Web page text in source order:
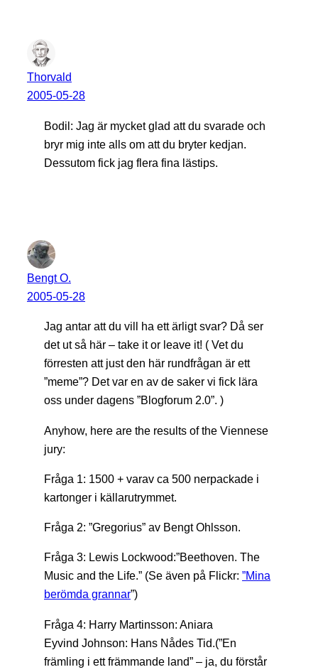
Thorvald
2005-05-28
Bodil: Jag är mycket glad att du svarade och
bryr mig inte alls om att du bryter kedjan.
Dessutom fick jag flera fina lästips.
Bengt O.
2005-05-28
Jag antar att du vill ha ett ärligt svar? Då ser
det ut så här – take it or leave it! ( Vet du
förresten att just den här rundfrågan är ett
”meme”? Det var en av de saker vi fick lära
oss under dagens ”Blogforum 2.0”. )
Anyhow, here are the results of the Viennese
jury:
Fråga 1: 1500 + varav ca 500 nerpackade i
kartonger i källarutrymmet.
Fråga 2: ”Gregorius” av Bengt Ohlsson.
Fråga 3: Lewis Lockwood:”Beethoven. The
Music and the Life.” (Se även på Flickr: ”Mina
berömda grannar”)
Fråga 4: Harry Martinsson: Aniara
Eyvind Johnson: Hans Nådes Tid.(”En
främling i ett främmande land” – ja, du förstår